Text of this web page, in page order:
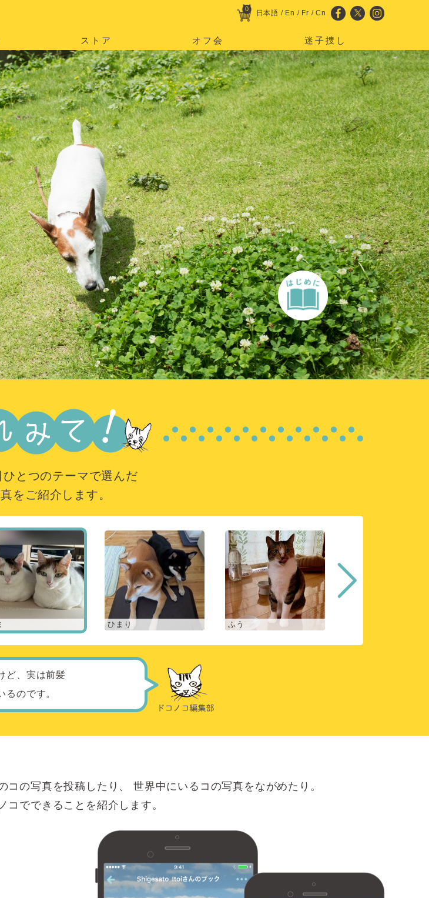
0 日本語 / En / Fr /Cn
ストア オフ会 迷子捜し
とつのテーマで選んだ
をご紹介します。
ひまり ふう
ど、実は前髪
るのです。
コの写真を投稿したり、
世界中にいるコの写真をながめたり。
コでできることを紹介します。